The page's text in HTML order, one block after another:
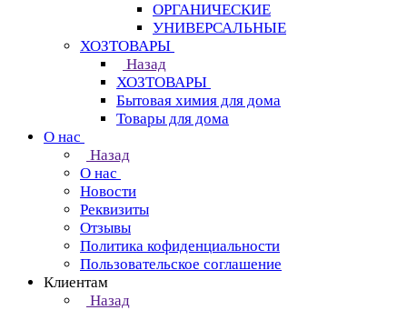
ОРГАНИЧЕСКИЕ
УНИВЕРСАЛЬНЫЕ
ХОЗТОВАРЫ
Назад
ХОЗТОВАРЫ
Бытовая химия для дома
Товары для дома
О нас
Назад
О нас
Новости
Реквизиты
Отзывы
Политика кофиденциальности
Пользовательское соглашение
Клиентам
Назад